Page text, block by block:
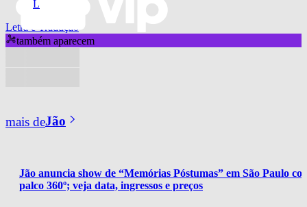
L
Letra e Tradução
também aparecem
mais deJão
Jão anuncia show de “Memórias Póstumas” em São Paulo
palco 360º; veja data, ingressos e preços